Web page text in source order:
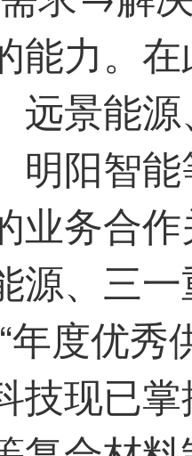
能力。
远景能
明阳智
业务合
源、三
年度优
技现已